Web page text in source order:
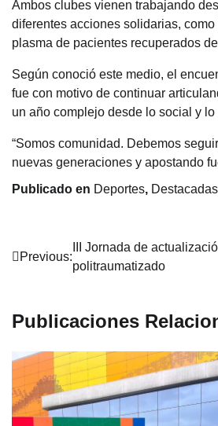
Ambos clubes vienen trabajando
diferentes acciones solidarias,
plasma de pacientes recuperados
Según conoció este medio, el
fue con motivo de continuar
un año complejo desde lo social y lo
“Somos comunidad. Debemos
nuevas generaciones y apostando
Publicado en Deportes, Destacadas
Navegación
Previous:
III Jornada de
politraumatizado
Publicaciones